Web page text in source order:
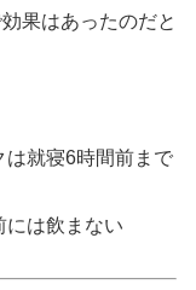
果はあったのだと
は就寝6時間前まで
には飲まない